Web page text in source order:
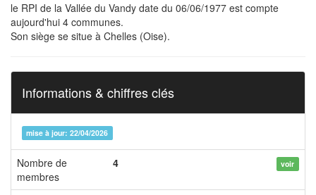
le RPI de la Vallée du Vandy date du 06/06/1977 est compte
aujourd'hui 4 communes.
Son siège se situe à Chelles (Oise).
Informations & chiffres clés
mise à jour: 22/04/2026
Nombre de
membres
4 voir